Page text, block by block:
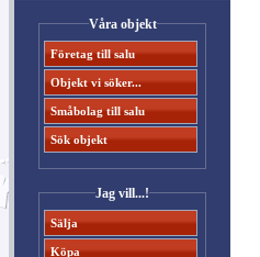
Våra objekt
Företag till salu
Objekt vi söker...
Småbolag till salu
Sök objekt
Jag vill...!
Sälja
Köpa